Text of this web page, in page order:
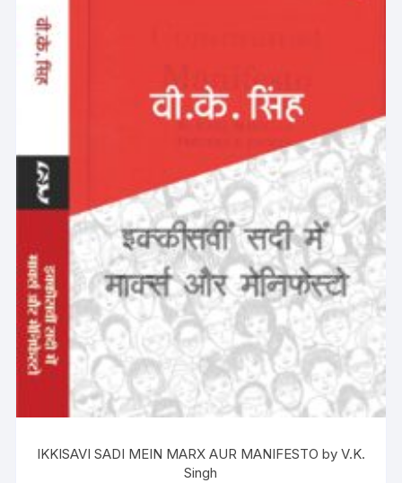
IKKISAVI SADI MEIN MARX AUR MANIFESTO by V.K.
Singh